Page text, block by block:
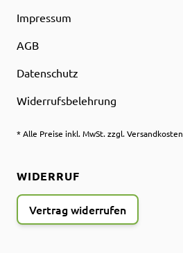
Impressum
AGB
Datenschutz
Widerrufsbelehrung
* Alle Preise inkl. MwSt. zzgl. Versandkosten
WIDERRUF
Vertrag widerrufen